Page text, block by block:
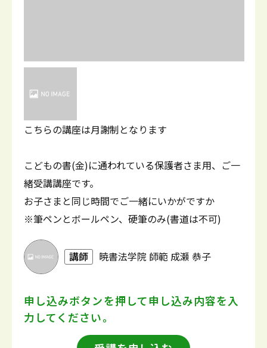
こちらの講座は月謝制となります
こどもの書(金)に通われている保護者さま用、ご一
緒受講講座です。
お子さまと同じ時間でご一緒にいかがですか
※筆ペンとボールペン、硬筆のみ(書道は不可)
講師 暁書法学院 師範 成瀬 恭子
申し込みボタンを押して申し込み内容を入
力してください。